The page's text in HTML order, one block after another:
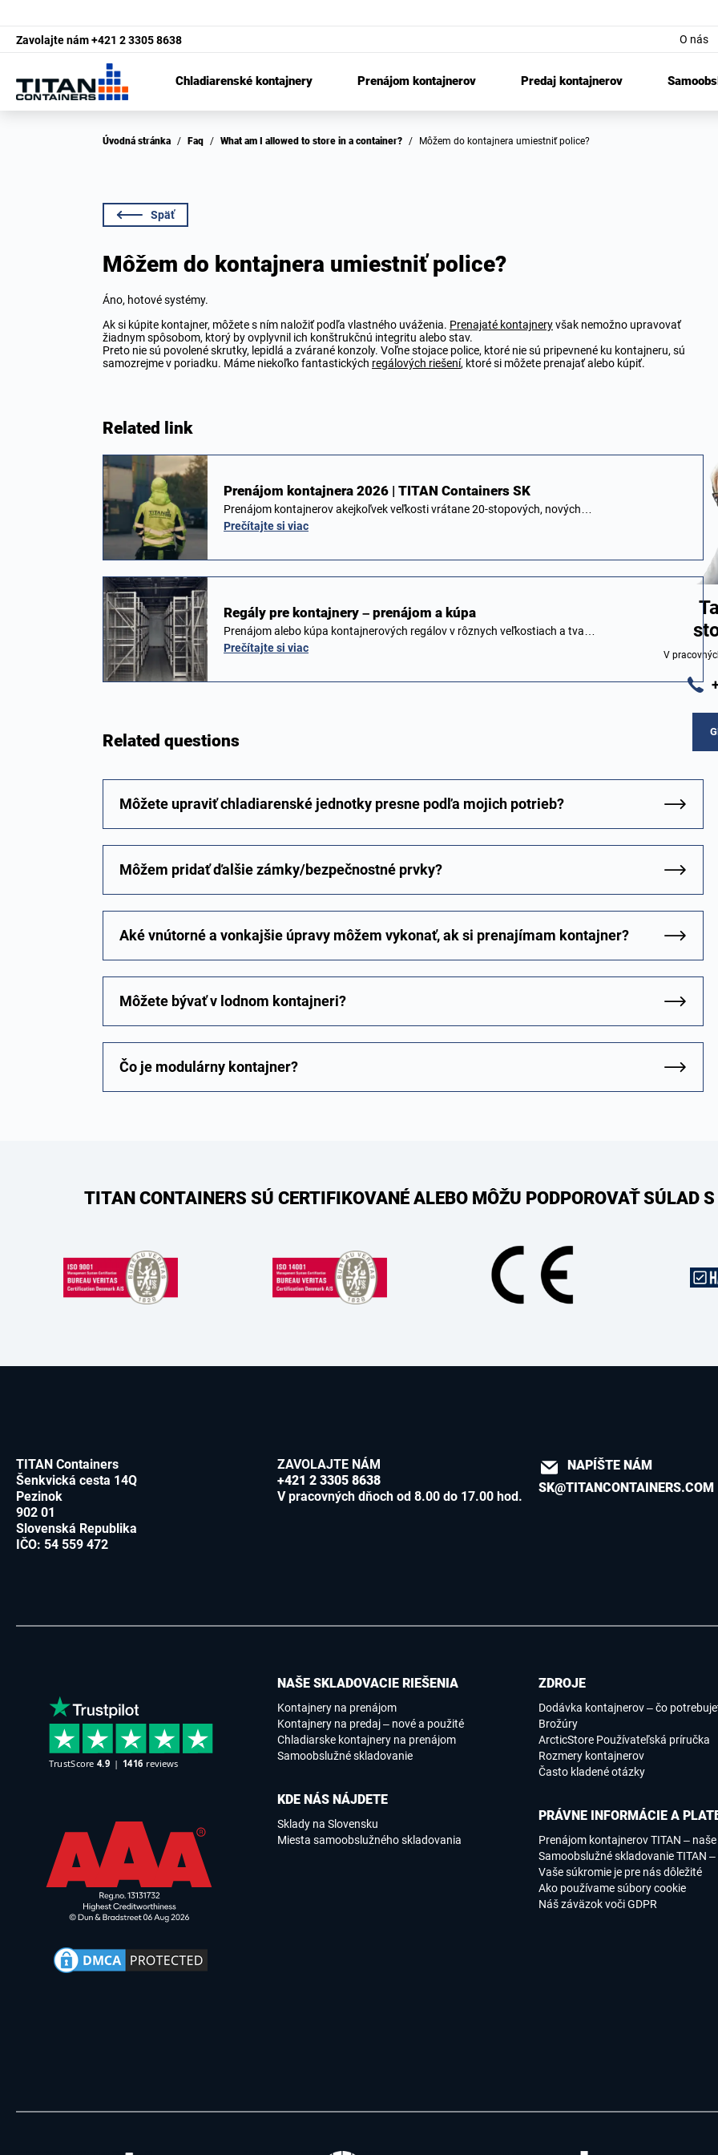
Zavolajte nám+421 2 3305 8638 O nás
Chladiarenské kontajnery Prenájom kontajnerov Predaj kontajnerov
Úvodná stránka / Faq / What am I allowed to store in a container? / Môžem do kontajnera umiestniť police?
Späť
Môžem do kontajnera umiestniť police?
Áno, hotové systémy.
Ak si kúpite kontajner, môžete s ním naložiť podľa vlastného uváženia. Prenajaté kontajneryvšak nemožno upravovať
žiadnym spôsobom, ktorý by ovplyvnil ich konštrukčnú integritu alebo stav.
Preto nie sú povolené skrutky, lepidlá a zvárané konzoly. Voľne stojace police, ktoré nie sú pripevnené ku kontajneru, sú
samozrejme v poriadku. Máme niekoľko fantastických regálových riešení, ktoré si môžete prenajať alebo kúpiť.
Related link
Prenájom kontajnera 2026 | TITAN Containers SK
Prenájom kontajnerov akejkoľvek veľkosti vrátane 20-stopových, nových…
Prečítajte si viac
Regály pre kontajnery – prenájom a kúpa
Prenájom alebo kúpa kontajnerových regálov v rôznych veľkostiach a tva…
Prečítajte si viac
Related questions
Môžete upraviť chladiarenské jednotky presne podľa mojich potrieb?
Môžem pridať ďalšie zámky/bezpečnostné prvky?
Aké vnútorné a vonkajšie úpravy môžem vykonať, ak si prenajímam kontajner?
Môžete bývať v lodnom kontajneri?
Čo je modulárny kontajner?
V
TITAN CONTAINERS SÚ CERTIFIKOVANÉ ALEBO MÔŽU PODPOROVAŤ SÚLAD
TITAN Containers
Šenkvická cesta 14Q
Pezinok
902 01
Slovenská Republika
IČO: 54 559 472
ZAVOLAJTE NÁM
+421 2 3305 8638
V pracovných dňoch od 8.00 do 17.00 hod.
NAPÍŠTE NÁM
SK@TITANCONTAINERS.COM
NAŠE SKLADOVACIE RIEŠENIA
Kontajnery na prenájom
Kontajnery na predaj – nové a použité
Chladiarske kontajnery na prenájom
Samoobslužné skladovanie
KDE NÁS NÁJDETE
Sklady na Slovensku
Miesta samoobslužného skladovania
ZDROJE
Dodávka kontajnerov – čo
Brožúry
ArcticStore Používateľská príručka
Rozmery kontajnerov
Často kladené otázky
PRÁVNE INFORMÁCIE A
Prenájom kontajnerov TITAN –
Samoobslužné skladovanie TITAN
Vaše súkromie je pre nás dôležité
Ako používame súbory cookie
Náš záväzok voči GDPR